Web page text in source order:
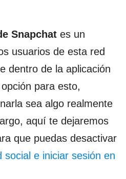
Snapchat es un
usuarios de esta red
dentro de la aplicación
para esto,
sea algo realmente
aquí te dejaremos
que puedas desactivar
social e iniciar sesión en